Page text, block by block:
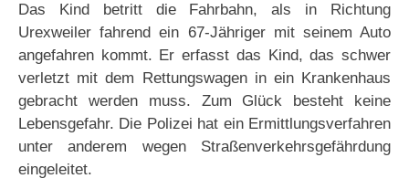
Das Kind betritt die Fahrbahn, als in Richtung
Urexweiler fahrend ein 67-Jähriger mit seinem Auto
angefahren kommt. Er erfasst das Kind, das schwer
verletzt mit dem Rettungswagen in ein Krankenhaus
gebracht werden muss. Zum Glück besteht keine
Lebensgefahr. Die Polizei hat ein Ermittlungsverfahren
unter anderem wegen Straßenverkehrsgefährdung
eingeleitet.